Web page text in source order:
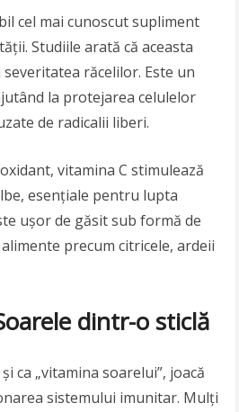
cel mai cunoscut supliment
Studiile arată că aceasta
răcelilor. Este un
la protejarea celulelor
de radicalii liberi.
vitamina C stimulează
esențiale pentru lupta
ușor de găsit sub formă de
precum citricele, ardeii
dintr-o sticlă
ca „vitamina soarelui”, joacă
sistemului imunitar. Mulți